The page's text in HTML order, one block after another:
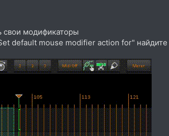
свои модификаторы
default mouse modifier action for"